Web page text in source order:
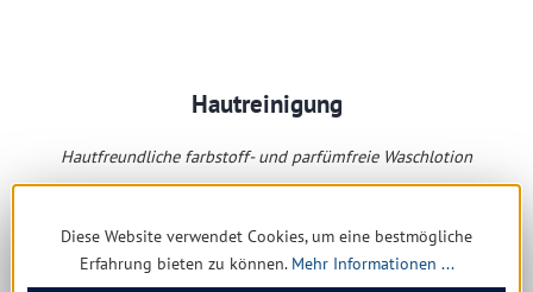
Hautreinigung
Hautfreundliche farbstoff- und parfümfreie Waschlotion
Diese Website verwendet Cookies, um eine bestmögliche
Erfahrung bieten zu können. Mehr Informationen ...